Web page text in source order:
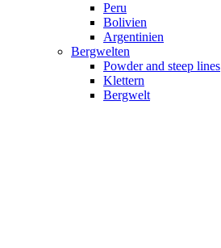
Peru
Bolivien
Argentinien
Bergwelten
Powder and steep lines
Klettern
Bergwelt